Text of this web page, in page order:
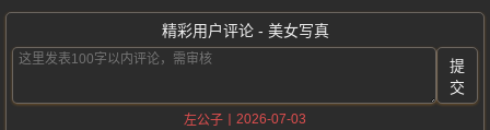
精彩用户评论 - 美女写真
提
交
左公子
2026-07-03